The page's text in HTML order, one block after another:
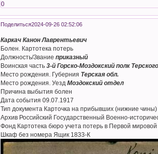
0
Поделиться2024-09-26 02:52:06
Каркач Канон Лаврентьевич
Болен. Картотека потерь
Должность/Званиеприказный
Воинская часть3-й Горско-Моздокский полк
Место рождения. Губерния Терская обл.
Место рождения. УездМоздокский отдел
Причина выбытия болен
Дата события 09.07.1917
Тип документа Карточка на прибывших (нижние чины)
Архив Российский Государственный Военно-
Фонд Картотека бюро учета потерь в Первой
Шкаф без номера Ящик 1833-К